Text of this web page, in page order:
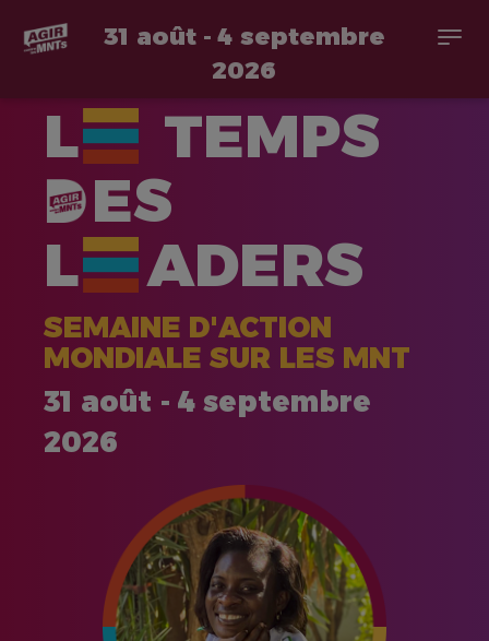
contenu
31 août - 4 septembre
2026
L
TEMPS
ES
L
ADERS
SEMAINE D'ACTION
MONDIALE SUR LES MNT
31 août - 4 septembre
2026